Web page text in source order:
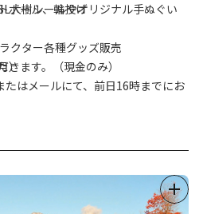
ボール、輪投げ
クター各種グッズ販売
）
大樹シールやオリジナル手ぬぐい
ます。（現金のみ）
はメールにて、前日16時までにお